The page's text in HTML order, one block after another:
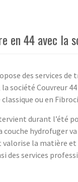
en 44 avec la
des services
société Couvreur
ou en
durant l’été
couche hydrofuger
la matière
des services